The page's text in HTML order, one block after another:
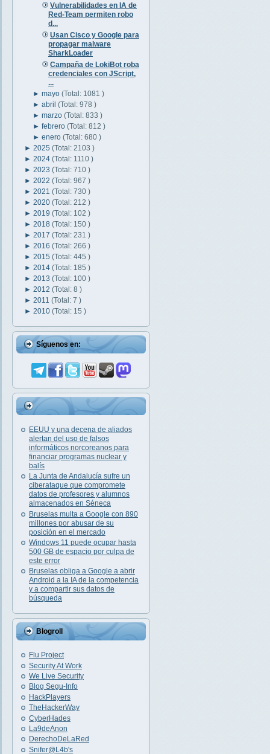
Vulnerabilidades en IA de
Red-Team permiten robo
d...
Usan Cisco y Google para
propagar malware
SharkLoader
Campaña de LokiBot roba
credenciales con JScript,
...
►mayo(Total: 1081 )
►abril(Total: 978 )
►marzo(Total: 833 )
►febrero(Total: 812 )
►enero(Total: 680 )
► 2025 (Total: 2103 )
► 2024 (Total: 1110 )
► 2023 (Total: 710 )
► 2022 (Total: 967 )
► 2021 (Total: 730 )
► 2020 (Total: 212 )
► 2019 (Total: 102 )
► 2018 (Total: 150 )
► 2017 (Total: 231 )
► 2016 (Total: 266 )
► 2015 (Total: 445 )
► 2014 (Total: 185 )
► 2013 (Total: 100 )
► 2012 (Total: 8 )
► 2011 (Total: 7 )
► 2010 (Total: 15 )
Síguenos en:
EEUU y una decena de aliados
alertan del uso de falsos
informáticos norcoreanos para
financiar programas nuclear y
balís
La Junta de Andalucía sufre un
ciberataque que compromete
datos de profesores y alumnos
almacenados en Séneca
Bruselas multa a Google con 890
millones por abusar de su
posición en el mercado
Windows 11 puede ocupar hasta
500 GB de espacio por culpa de
este error
Bruselas obliga a Google a abrir
Android a la IA de la competencia
y a compartir sus datos de
búsqueda
Blogroll
Flu Project
Security At Work
We Live Security
Blog Segu-Info
HackPlayers
TheHackerWay
CyberHades
La9deAnon
DerechoDeLaRed
Snifer@L4b's